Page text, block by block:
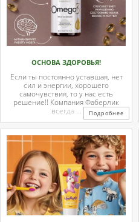
ОСНОВА ЗДОРОВЬЯ!
Если ты постоянно уставшая, нет
сил и энергии, хорошего
самочувствия, то у нас есть
решение!! Компания Фаберлик
всегда ...
Подробнее